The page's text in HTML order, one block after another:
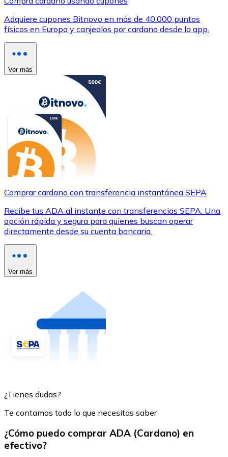
Adquiere cupones Bitnovo en más de 40.000 puntos
físicos en Europa y canjealos por cardano desde la app.
Ver más
Comprar cardano con transferencia instantánea SEPA
Recibe tus ADA al instante con transferencias SEPA. Una
opción rápida y segura para quienes buscan operar
directamente desde su cuenta bancaria.
Ver más
¿Tienes dudas?
Te contamos todo lo que necesitas saber
¿Cómo puedo comprar ADA (Cardano) en
efectivo?